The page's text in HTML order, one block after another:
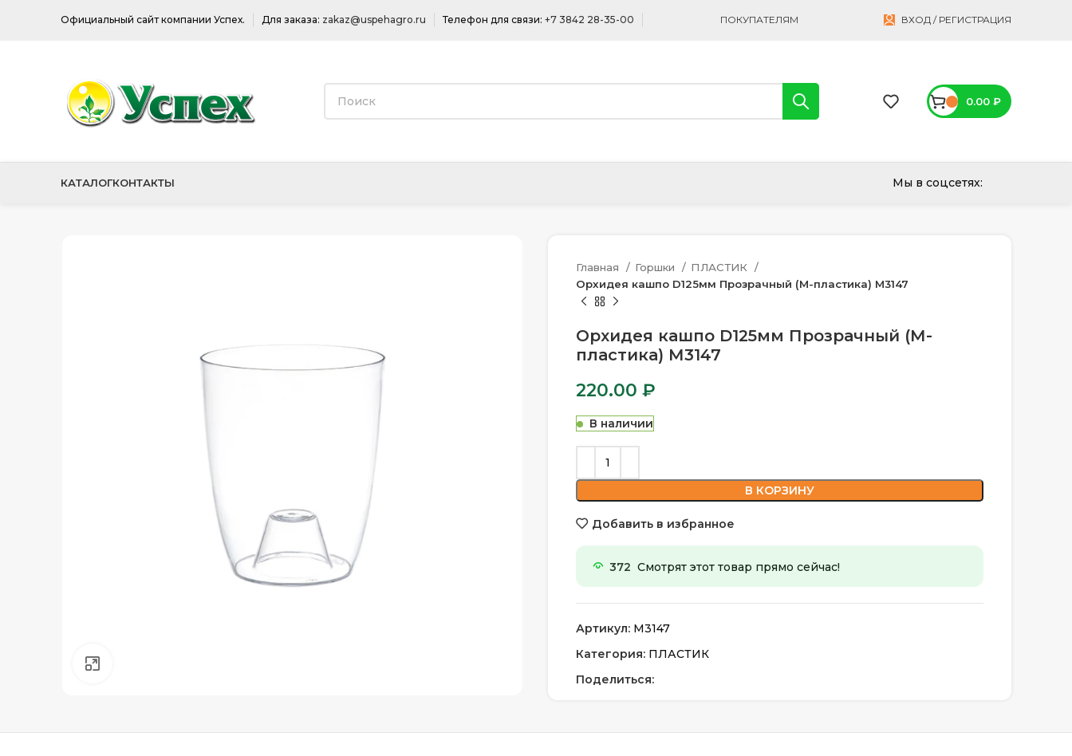
Официальный сайт компании Успех. Для заказа: zakaz@uspehagro.ru Телефон для связи: +7 3842 28-35-00 ПОКУПАТЕЛЯМ ВХОД / РЕГИСТРАЦИЯ
0.00 ₽
КАТАЛОГКОНТАКТЫ Мы в соцсетях:
Главная Горшки
ПЛАСТИК
Орхидея кашпо D125мм Прозрачный (М-пластика) М3147
Орхидея кашпо D125мм Прозрачный (М-
пластика) М3147
220.00 ₽
В наличии
В КОРЗИНУ
Добавить в избранное
372 Смотрят этот товар прямо сейчас!
Артикул: М3147
Категория: ПЛАСТИК
Поделиться: